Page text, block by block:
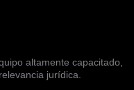
altamente capacitado,
jurídica.